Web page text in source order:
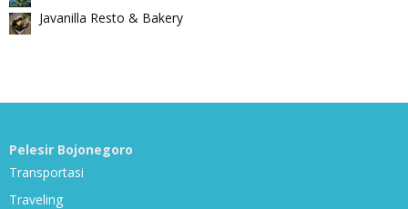
Javanilla Resto & Bakery
Pelesir Bojonegoro
Transportasi
Traveling